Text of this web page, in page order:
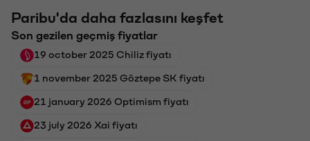
Paribu'da daha fazlasını keşfet
Son gezilen geçmiş fiyatlar
19 october 2025 Chiliz fiyatı
1 november 2025 Göztepe SK fiyatı
21 january 2026 Optimism fiyatı
23 july 2026 Xai fiyatı